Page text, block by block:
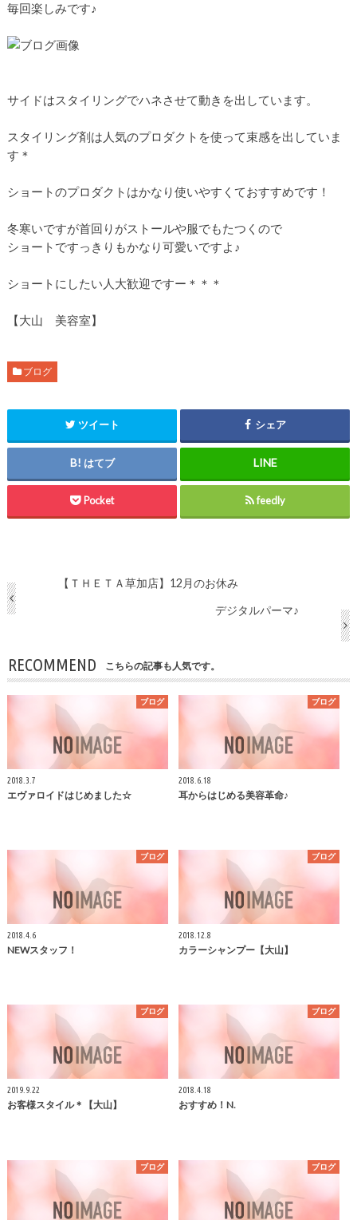
毎回楽しみです♪
サイドはスタイリングでハネさせて動きを出しています。
スタイリング剤は人気のプロダクトを使って束感を出していま
す＊
ショートのプロダクトはかなり使いやすくておすすめです！
冬寒いですが首回りがストールや服でもたつくので
ショートですっきりもかなり可愛いですよ♪
ショートにしたい人大歓迎ですー＊＊＊
【大山 美容室】
ブログ
ツイート シェア
はてブ
Pocket feedly
【ＴＨＥＴＡ草加店】12月のお休み
デジタルパーマ♪
RECOMMEND こちらの記事も人気です。
ブログ
2018.3.7
エヴァロイドはじめました☆
ブログ
2018.6.18
耳からはじめる美容革命♪
ブログ
2018.4.6
NEWスタッフ！
ブログ
2018.12.8
カラーシャンプー【大山】
ブログ
2019.9.22
お客様スタイル＊【大山】
ブログ
2018.4.18
おすすめ！N.
ブログ ブログ